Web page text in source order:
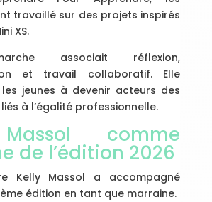
travaillé sur des projets inspirés
XS.
associait réflexion,
et travail collaboratif. Elle
jeunes à devenir acteurs des
à l’égalité professionnelle.
comme
de l’édition 2026
Kelly Massol a accompagné
édition en tant que marraine.